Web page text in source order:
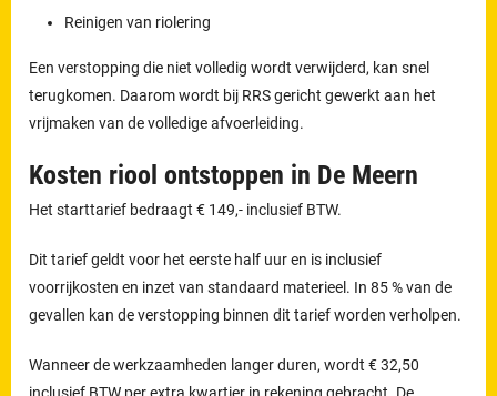
Reinigen van riolering
Een verstopping die niet volledig wordt verwijderd, kan snel
terugkomen. Daarom wordt bij RRS gericht gewerkt aan het
vrijmaken van de volledige afvoerleiding.
Kosten riool ontstoppen in De Meern
Het starttarief bedraagt € 149,- inclusief BTW.
Dit tarief geldt voor het eerste half uur en is inclusief
voorrijkosten en inzet van standaard materieel. In 85 % van de
gevallen kan de verstopping binnen dit tarief worden verholpen.
Wanneer de werkzaamheden langer duren, wordt € 32,50